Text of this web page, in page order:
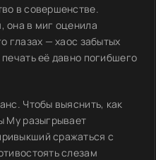
в совершенстве.
она в миг оценила
глазах — хаос забытых
её давно погибшего
Чтобы выяснить, как
Му разыгрывает
сражаться с
слезам